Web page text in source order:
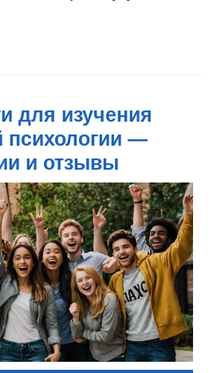
для изучения
психологии —
и отзывы